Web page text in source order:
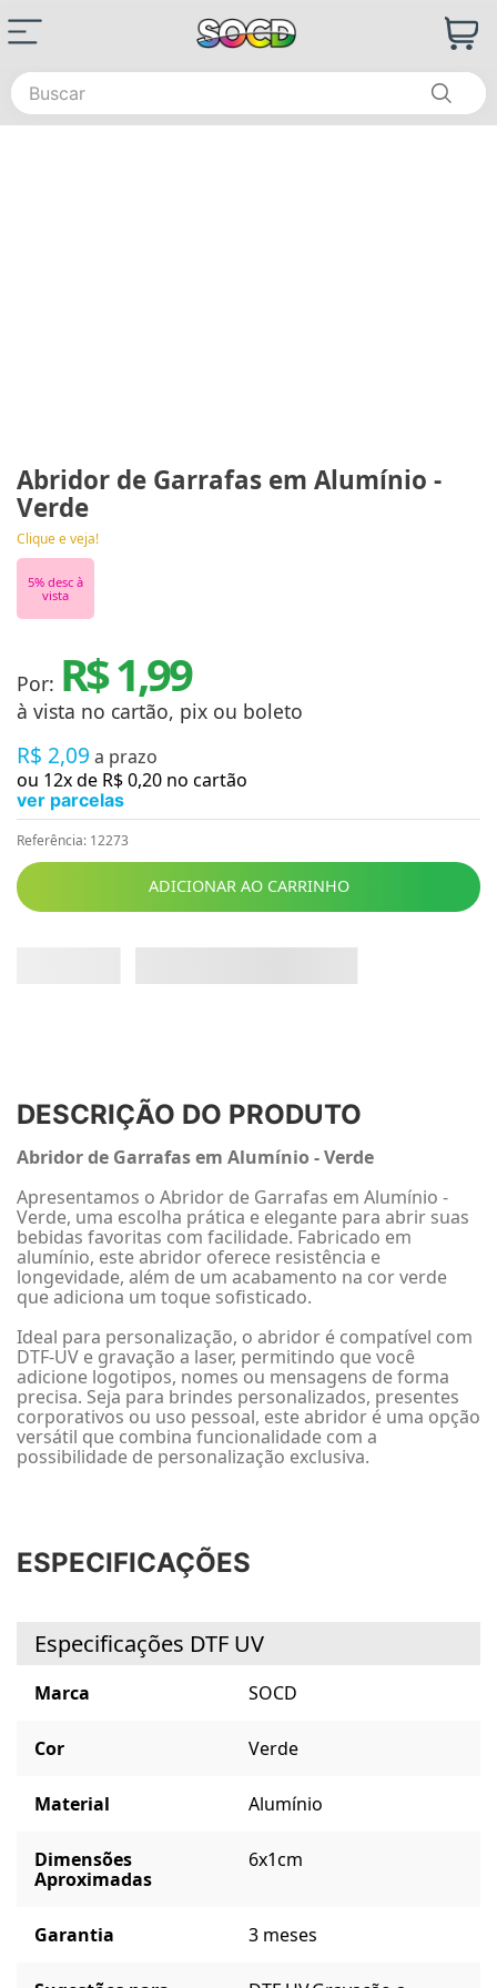
Buscar
Abridor de Garrafas em Alumínio -
Verde
Clique e veja!
5% desc à
vista
Por: R$ 1,99
à vista no cartão, pix ou boleto
R$ 2,09 a prazo
ou 12x de R$0,20 no cartão
ver parcelas
Referência: 12273
ADICIONAR AO CARRINHO
DESCRIÇÃO DO PRODUTO
Abridor de Garrafas em Alumínio - Verde
Apresentamos o Abridor de Garrafas em Alumínio -
Verde, uma escolha prática e elegante para abrir suas
bebidas favoritas com facilidade. Fabricado em
alumínio, este abridor oferece resistência e
longevidade, além de um acabamento na cor verde
que adiciona um toque sofisticado.
Ideal para personalização, o abridor é compatível com
DTF-UV e gravação a laser, permitindo que você
adicione logotipos, nomes ou mensagens de forma
precisa. Seja para brindes personalizados, presentes
corporativos ou uso pessoal, este abridor é uma opção
versátil que combina funcionalidade com a
possibilidade de personalização exclusiva.
ESPECIFICAÇÕES
Especificações DTF UV
Marca SOCD
Cor Verde
Material Alumínio
Dimensões
Aproximadas
6x1cm
Garantia 3 meses